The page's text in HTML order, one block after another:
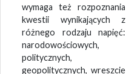
wymaga też rozpoznania
kwestii wynikających z
różnego rodzaju napięć:
narodowościowych,
politycznych,
geopolitycznych, wreszcie